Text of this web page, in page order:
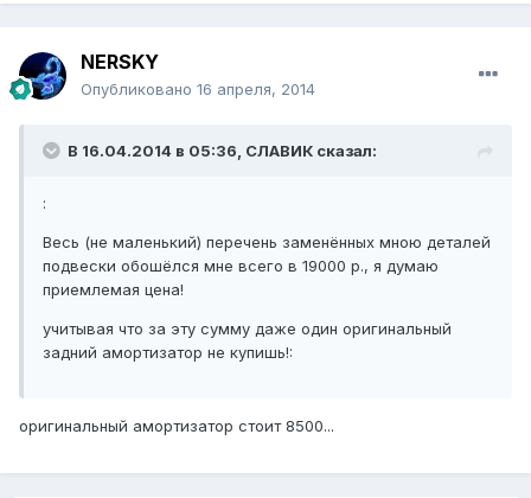
NERSKY
Опубликовано 16 апреля, 2014
В 16.04.2014 в 05:36, СЛАВИК сказал:
:
Весь (не маленький) перечень заменённых мною деталей
подвески обошёлся мне всего в 19000 р., я думаю
приемлемая цена!
учитывая что за эту сумму даже один оригинальный
задний амортизатор не купишь!:
оригинальный амортизатор стоит 8500...